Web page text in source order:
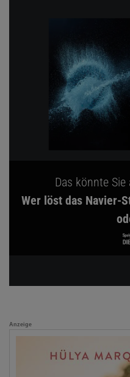
Das könnte
Wer löst das Navier-
Anzeige